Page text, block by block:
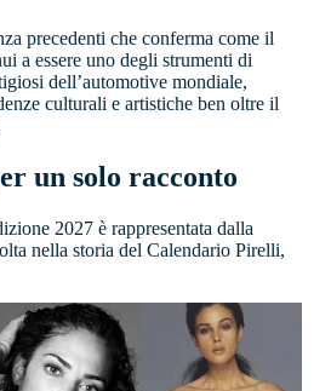
precedenti che conferma come il
a essere uno degli strumenti di
dell’automotive mondiale,
culturali e artistiche ben oltre il
un solo racconto
2027 è rappresentata dalla
nella storia del Calendario Pirelli,